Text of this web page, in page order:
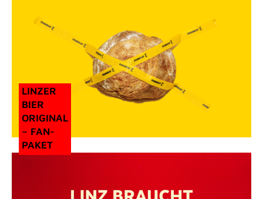
LINZER
BIER
ORIGINAL
– FAN-
PAKET